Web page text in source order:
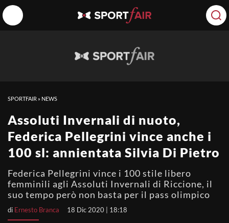
SPORTFAIR » NEWS
Assoluti Invernali di nuoto,
Federica Pellegrini vince anche i
100 sl: annientata Silvia Di Pietro
Federica Pellegrini vince i 100 stile libero
femminili agli Assoluti Invernali di Riccione, il
suo tempo però non basta per il pass olimpico
di Ernesto Branca 18 Dic 2020 | 18:18